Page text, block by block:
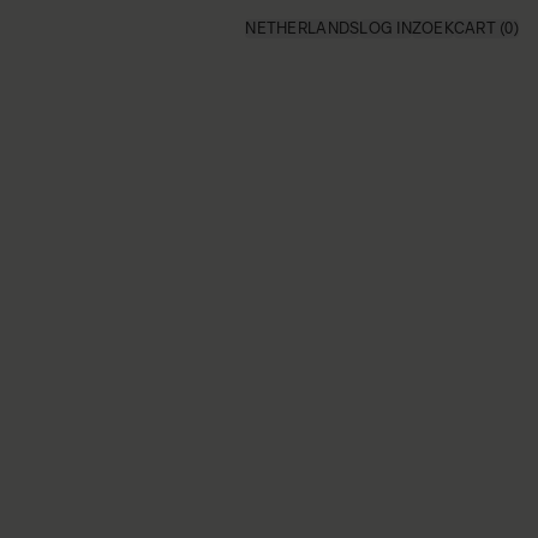
NETHERLANDS LOG IN ZOEKCART (0)